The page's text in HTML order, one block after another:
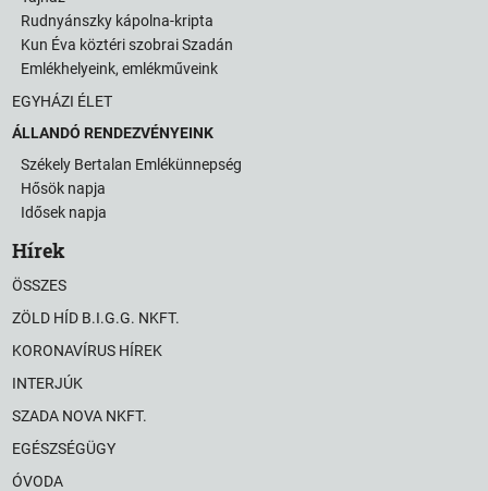
Rudnyánszky kápolna-kripta
Kun Éva köztéri szobrai Szadán
Emlékhelyeink, emlékműveink
EGYHÁZI ÉLET
ÁLLANDÓ RENDEZVÉNYEINK
Székely Bertalan Emlékünnepség
Hősök napja
Idősek napja
Hírek
ÖSSZES
ZÖLD HÍD B.I.G.G. NKFT.
KORONAVÍRUS HÍREK
INTERJÚK
SZADA NOVA NKFT.
EGÉSZSÉGÜGY
ÓVODA